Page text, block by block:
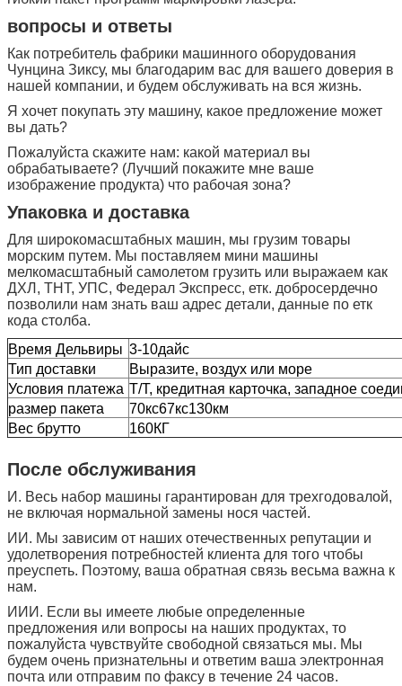
вопросы и ответы
Как потребитель фабрики машинного оборудования
Чунцина Зиксу, мы благодарим вас для вашего доверия в
нашей компании, и будем обслуживать на вся жизнь.
Я хочет покупать эту машину, какое предложение может
вы дать?
Пожалуйста скажите нам: какой материал вы
обрабатываете? (Лучший покажите мне ваше
изображение продукта) что рабочая зона?
Упаковка и доставка
Для широкомасштабных машин, мы грузим товары
морским путем. Мы поставляем мини машины
мелкомасштабный самолетом грузить или выражаем как
ДХЛ, ТНТ, УПС, Федерал Экспресс, етк. добросердечно
позволили нам знать ваш адрес детали, данные по етк
кода столба.
Время Дельвиры 3-10дайс
Тип доставки
Выразите, воздух или море
Условия платежа Т/Т, кредитная карточка, западное
размер пакета
70кс67кс130км
Вес брутто
160КГ
После обслуживания
И. Весь набор машины гарантирован для трехгодовалой,
не включая нормальной замены нося частей.
ИИ. Мы зависим от наших отечественных репутации и
удолетворения потребностей клиента для того чтобы
преуспеть. Поэтому, ваша обратная связь весьма важна к
нам.
ИИИ. Если вы имеете любые определенные
предложения или вопросы на наших продуктах, то
пожалуйста чувствуйте свободной связаться мы. Мы
будем очень признательны и ответим ваша электронная
почта или отправим по факсу в течение 24 часов.